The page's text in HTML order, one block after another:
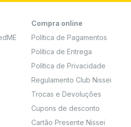
Compra online
Política de Pagamentos
Política de Entrega
Política de Privacidade
Regulamento Club Nissei
Trocas e Devoluções
Cupons de desconto
Cartão Presente Nissei